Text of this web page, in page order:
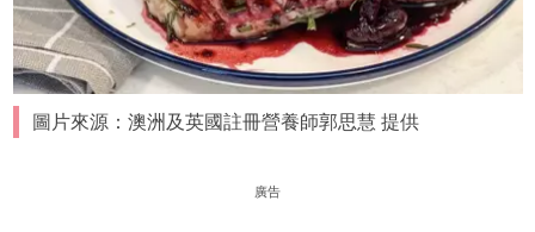
圖片來源：澳洲及英國註冊營養師郭思慧 提供
廣告